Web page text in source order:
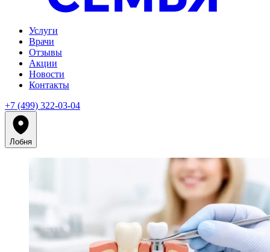
Услуги
Врачи
Отзывы
Акции
Новости
Контакты
+7 (499) 322-03-04
Лобня